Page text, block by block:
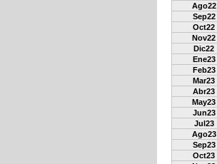
Ago22
Sep22
Oct22
Nov22
Dic22
Ene23
Feb23
Mar23
Abr23
May23
Jun23
Jul23
Ago23
Sep23
Oct23